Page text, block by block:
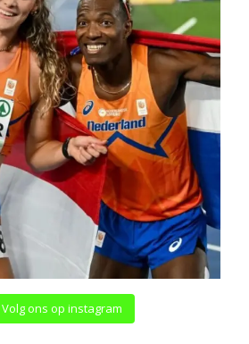
Volg ons op instagram